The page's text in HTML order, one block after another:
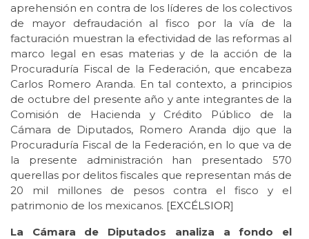
aprehensión en contra de los líderes de los colectivos
de mayor defraudación al fisco por la vía de la
facturación muestran la efectividad de las reformas al
marco legal en esas materias y de la acción de la
Procuraduría Fiscal de la Federación, que encabeza
Carlos Romero Aranda. En tal contexto, a principios
de octubre del presente año y ante integrantes de la
Comisión de Hacienda y Crédito Público de la
Cámara de Diputados, Romero Aranda dijo que la
Procuraduría Fiscal de la Federación, en lo que va de
la presente administración han presentado 570
querellas por delitos fiscales que representan más de
20 mil millones de pesos contra el fisco y el
patrimonio de los mexicanos. [EXCÉLSIOR]
La Cámara de Diputados analiza a fondo el